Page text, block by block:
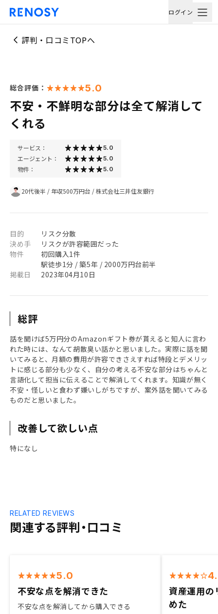
ログイン
評判・口コミTOPへ
総合評価： 5.0
不安・不鮮明な部分は全て解消して
くれる
サービス： 5.0
エージェント： 5.0
物件： 5.0
20代後半 / 年収500万円台 /株式会社三井住友銀行
目的
リスク分散
決め手
リスクが許容範囲だった
物件
初回購入1件
駅徒歩1分 / 築5年 / 2000万円台前半
掲載日
2023年04月10日
総評
話を聞けば5万円分のAmazonギフト券が貰えると知人に言わ
れた時には、なんて胡散臭い話かと思いました。実際に話を聞
いてみると、月額の費用が許容できさえすれば特段とデメリッ
トに感じる部分も少なく、自分の考える不安な部分はちゃんと
言語化して担当に伝えることで解消してくれます。知識が無く
不安・怪しいと食わず嫌いしがちですが、案外話を聞いてみる
ものだと思いました。
改善して欲しい点
特になし
関連する評判・口コミ
RELATED REVIEWS
5.0
不安な点を解消できた
不安な点を解消してから購入できる
資産運用の
めた